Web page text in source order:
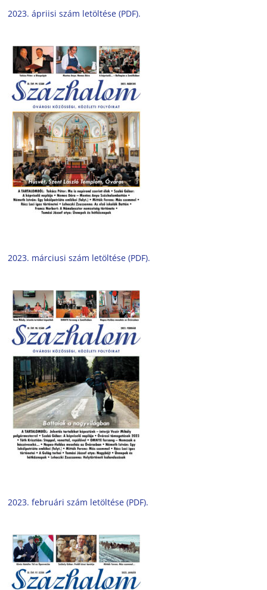
2023. ápriisi szám letöltése (PDF).
2023. márciusi szám letöltése (PDF).
2023. februári szám letöltése (PDF).